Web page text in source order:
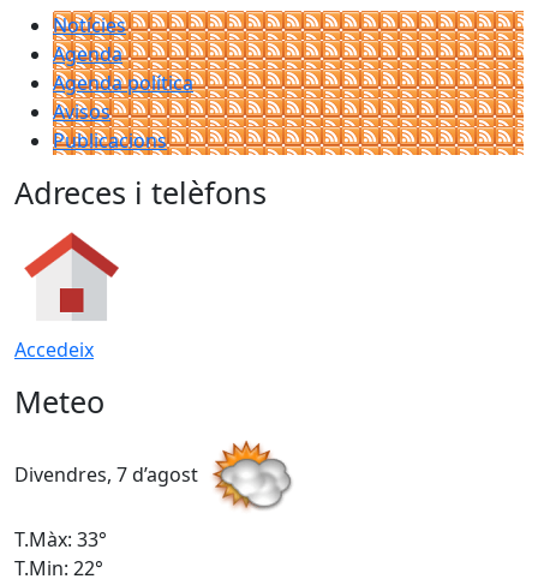
Notícies
Agenda
Agenda política
Avisos
Publicacions
Adreces i telèfons
Accedeix
Meteo
Divendres, 7 d’agost
T.Màx: 33°
T.Min: 22°